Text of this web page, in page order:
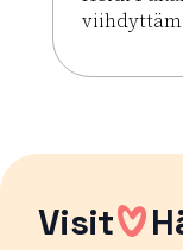
Lue lisää
Visit